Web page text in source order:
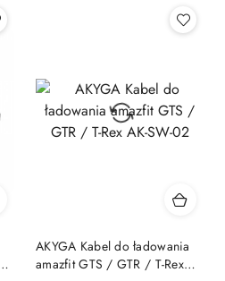
AKYGA Kabel do ładowania
amazfit GTS / GTR / T-Rex